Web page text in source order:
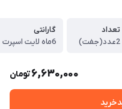
تعداد
2عدد(جفت)
گارانتی
6ماه لایت اسپرت
6,630,000تومان